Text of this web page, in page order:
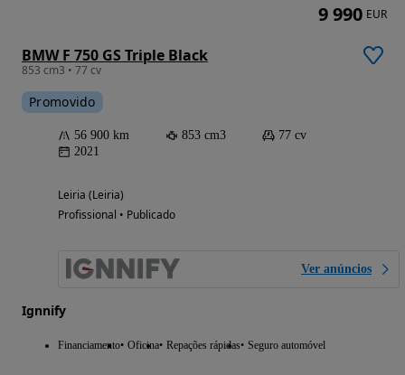
BMW F 750 GS Triple Black
853 cm3 • 77 cv
Promovido
56 900 km 853 cm3
77 cv
2021
Leiria (Leiria)
Profissional • Publicado
Ver anúncios
Ignnify
Financiamento Oficina Repações rápidas Seguro automóvel
9 990 EUR